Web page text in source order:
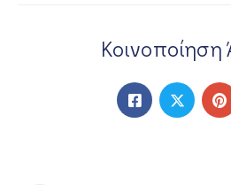
Κοινοποίηση